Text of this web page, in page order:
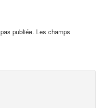
publiée. Les champs